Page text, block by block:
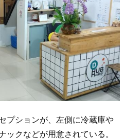
プションが、左側に冷蔵庫や
ックなどが用意されている。